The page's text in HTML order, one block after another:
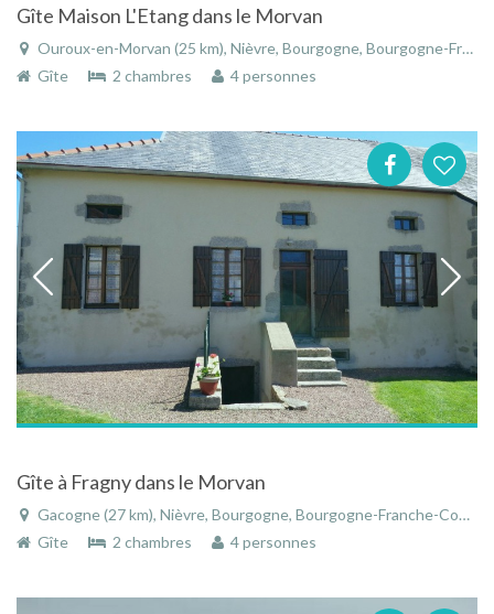
Gîte Maison L'Etang dans le Morvan
Ouroux-en-Morvan (25 km), Nièvre, Bourgogne, Bourgogne-Franche-Comté, France
Gîte
2 chambres 4 personnes
Gîte à Fragny dans le Morvan
Gacogne (27 km), Nièvre, Bourgogne, Bourgogne-Franche-Comté, France
Gîte
2 chambres 4 personnes